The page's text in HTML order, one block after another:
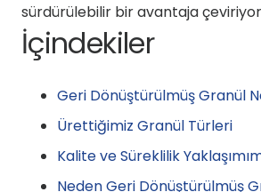
sürdürülebilir bir avantaja
İçindekiler
Geri Dönüştürülmüş Granül
Ürettiğimiz Granül Türleri
Kalite ve Süreklilik
Neden Geri Dönüştürülmüş